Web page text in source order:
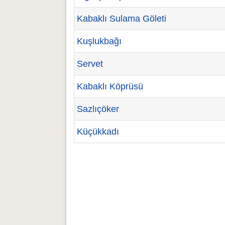
Kabaklı Sulama Göleti
Kuşlukbağı
Servet
Kabaklı Köprüsü
Sazlıçöker
Küçükkadı